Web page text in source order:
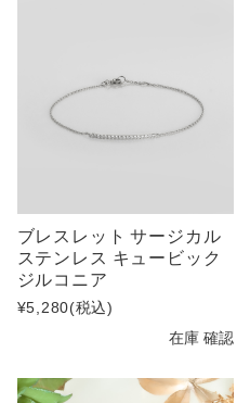
ブレスレット サージカル
ステンレス キュービック
ジルコニア
¥5,280(税込)
在庫 確認